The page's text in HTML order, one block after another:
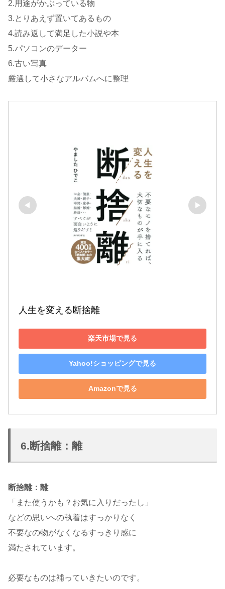
2.用途がかぶっている物
3.とりあえず置いてあるもの
4.読み返して満足した小説や本
5.パソコンのデーター
6.古い写真
厳選して小さなアルバムへに整理
人生を変える断捨離
楽天市場で見る
Yahoo!ショッピングで見る
Amazonで見る
6.断捨離：離
断捨離：離
「また使うかも？お気に入りだったし」
などの思いへの執着はすっかりなく
不要なの物がなくなるすっきり感に
満たされています。
必要なものは補っていきたいのです。